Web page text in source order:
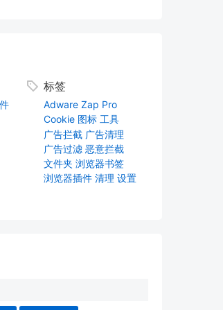
标签
Adware Zap Pro
Cookie 图标 工具
广告拦截 广告清理
广告过滤 恶意拦截
文件夹 浏览器书签
浏览器插件 清理 设置